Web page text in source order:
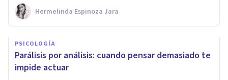
Hermelinda Espinoza Jara
PSICOLOGÍA
Parálisis por análisis: cuando pensar demasiado te
impide actuar